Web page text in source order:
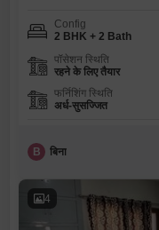
Config
2 BHK + 2 Bath
पॉसेशन स्थिति
रहने के लिए तैयार
फर्निशिंग स्थिति
अर्ध-सुसज्जित
B बिना
4